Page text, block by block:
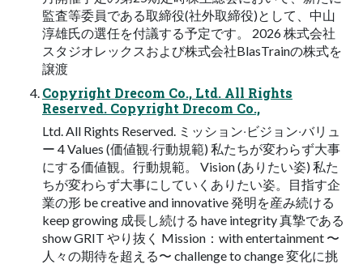
監査等委員である取締役(社外取締役)として、中⼭
淳雄⽒の選任を付議する予定です。 2026 株式会社
スタジオレックスおよび株式会社BlasTrainの株式を
譲渡
Copyright Drecom Co., Ltd. All Rights
Reserved. Copyright Drecom Co.,
Ltd. All Rights Reserved. ミッション‧ビジョン‧バリュ
ー 4 Values (価値観‧⾏動規範) 私たちが変わらず⼤事
にする価値観。⾏動規範。 Vision (ありたい姿) 私た
ちが変わらず⼤事にしていくありたい姿。⽬指す企
業の形 be creative and innovative 発明を産み続ける
keep growing 成⻑し続ける have integrity 真摯である
show GRIT やり抜く Mission：with entertainment 〜
⼈々の期待を超える〜 challenge to change 変化に挑